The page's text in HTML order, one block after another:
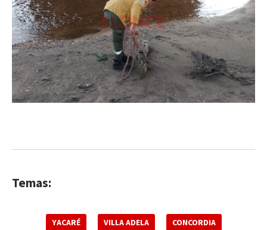
Temas:
YACARÉ VILLA ADELA CONCORDIA